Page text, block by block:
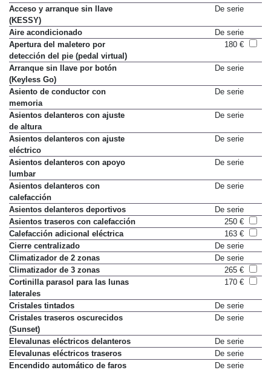
2 luces de lectura trasera
De serie
Acceso y arranque sin llave
(KESSY)
Aire acondicionado
De serie
Apertura del maletero por
detección del pie (pedal virtual)
Arranque sin llave por botón
(Keyless Go)
Asiento de conductor con
memoria
Asientos delanteros con ajuste
de altura
Asientos delanteros con ajuste
eléctrico
Asientos delanteros con apoyo
lumbar
Asientos delanteros con
calefacción
Asientos delanteros deportivos
De serie
Asientos traseros con calefacción
250 €
Calefacción adicional eléctrica
163 €
Cierre centralizado
De serie
Climatizador de 2 zonas
De serie
Climatizador de 3 zonas
265 €
Cortinilla parasol para las lunas
laterales
Cristales tintados
De serie
Cristales traseros oscurecidos
(Sunset)
Elevalunas eléctricos delanteros
De serie
Elevalunas eléctricos traseros
De serie